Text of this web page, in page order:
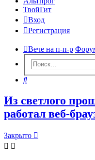
ТвойГит
Вход
Регистрация
Вече на п-п-р
Поиск
Из светлого
работал веб-
Закрыто